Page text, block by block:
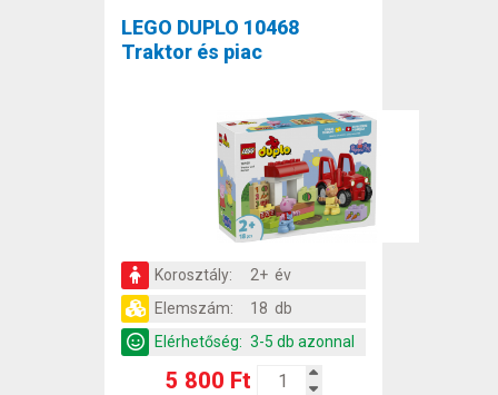
LEGO DUPLO 10468
Traktor és piac
Korosztály:
2+ év
Elemszám:
18 db
Elérhetőség: 3-5 db azonnal
5 800 Ft